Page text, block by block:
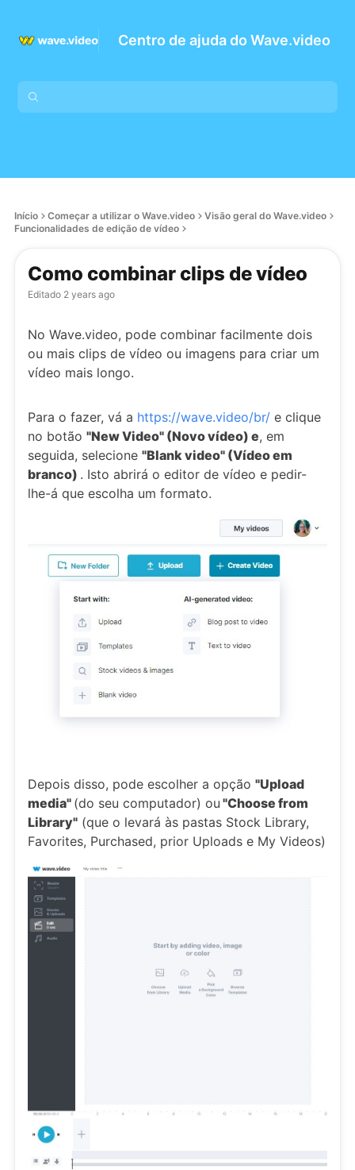
Centro de ajuda do Wave.video
Início Começar a utilizar o Wave.video
Visão geral do Wave.video
Funcionalidades de edição de vídeo
Como combinar clips de vídeo
Editado 2 years ago
No Wave.video, pode combinar facilmente dois
ou mais clips de vídeo ou imagens para criar um
vídeo mais longo.
Para o fazer, vá a https://wave.video/br/ e clique
no botão "New Video" (Novo vídeo) e, em
seguida, selecione "Blank video" (Vídeo em
branco) . Isto abrirá o editor de vídeo e pedir-
lhe-á que escolha um formato.
Depois disso, pode escolher a opção "Upload
media" (do seu computador) ou "Choose from
Library" (que o levará às pastas Stock Library,
Favorites, Purchased, prior Uploads e My Videos)